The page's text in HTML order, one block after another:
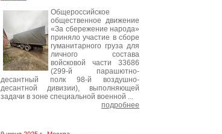
Общероссийское
общественное движение
«За сбережение народа»
приняло участие в сборе
гуманитарного груза для
личного состава
войсковой части 33686
(299-й парашютно-
десантный полк 98-й воздушно-
десантной дивизии), выполняющей
задачи в зоне специальной военной ...
подробнее